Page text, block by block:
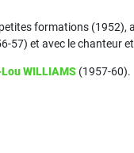
formations (1952),
57) et avec le chanteur
WILLIAMS (1957-60).